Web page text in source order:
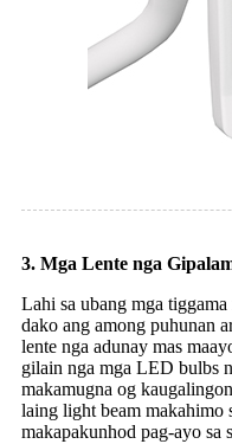
3. Mga Lente nga
Lahi sa ubang mga
dako ang among puhunan
lente nga adunay mas
gilain nga mga LED bulbs
makamugna og
laing light beam makahimo
makapakunhod pag-ayo sa